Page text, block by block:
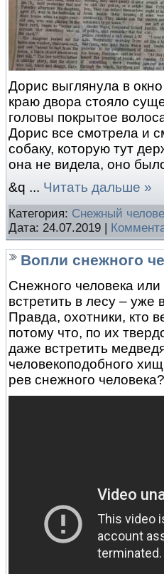
Дорис выглянула в
краю двора стояло
головы покрытое
Дорис все смотрела и
собаку, которую тут
она не видела, оно
&q ... Читать дальше »
Категория: Снежный
Дата: 24.07.2019 |
Вопли снежного
Снежного человека
встретить в лесу – уже
Правда, охотники, кто
потому что, по их
даже встретить
человекоподобного
рев снежного человека?